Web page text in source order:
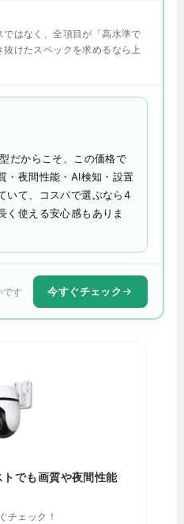
はなく、全項目が「高水準で
けたスペックを求めるなら上
だからこそ、この価格で
・夜間性能・AI検知・設置
いて、コスパで選ぶなら4
く使える安心感もありま
す 今すぐチェック
でも画質や夜間性能
チェック！